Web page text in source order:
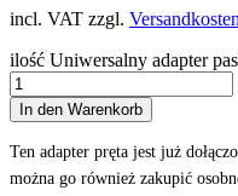
incl. VAT zzgl.
ilość Uniwersalny adapter
In den Warenkorb
Ten adapter pręta jest już
można go również zakupić